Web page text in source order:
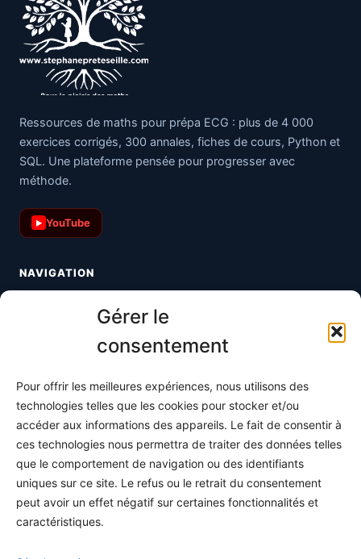
Gérer le
consentement
Pour offrir les meilleures expériences, nous utilisons des
technologies telles que les cookies pour stocker et/ou
accéder aux informations des appareils. Le fait de consentir à
ces technologies nous permettra de traiter des données telles
que le comportement de navigation ou des identifiants
uniques sur ce site. Le refus ou le retrait du consentement
peut avoir un effet négatif sur certaines fonctionnalités et
caractéristiques.
Ressources de maths pour prépa ECG : plus de 4 000
exercices corrigés, 300 annales, fiches de cours, Python et
SQL. Une plateforme pensée pour progresser avec
méthode.
▶ YouTube
NAVIGATION
Toutes les maths
S'abonner
À propos
Contact / Support
Mes publications
INFORMATIONS LÉGALES